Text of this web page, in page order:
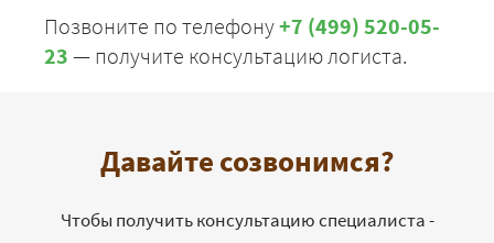
Позвоните по телефону+7 (499) 520-05-
23 — получите консультацию логиста.
Давайте созвонимся?
Чтобы получить консультацию специалиста -